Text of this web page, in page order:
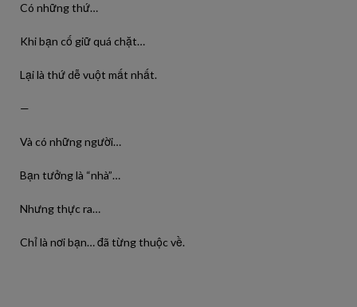
Có những thứ…
Khi bạn cố giữ quá chặt…
Lại là thứ dễ vuột mất nhất.
—
Và có những người…
Bạn tưởng là “nhà”…
Nhưng thực ra…
Chỉ là nơi bạn… đã từng thuộc về.